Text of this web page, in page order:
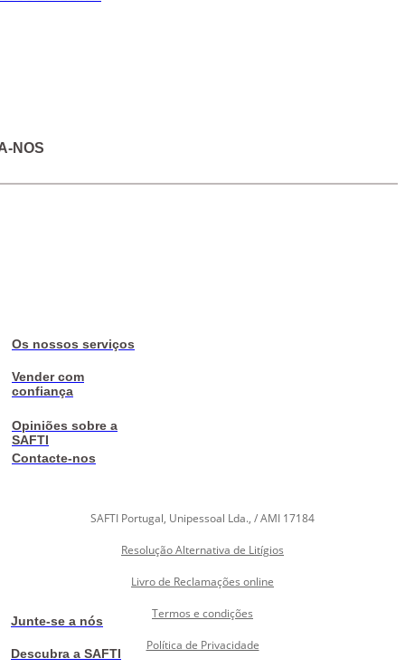
NOS
Os nossos serviços
Vender com
confiança
Opiniões sobre a
SAFTI
Contacte-nos
Junte-se a nós
Descubra a SAFTI
SAFTI Portugal, Unipessoal Lda., / AMI 17184
Resolução Alternativa de Litígios
Livro de Reclamações online
Termos e condições
Política de Privacidade